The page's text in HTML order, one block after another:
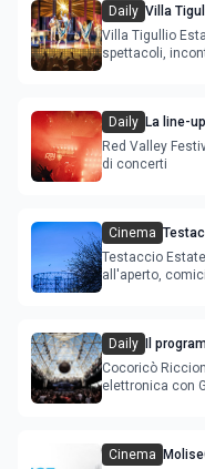
Daily Villa
Villa Tigullio
spettacoli,
Daily La line-
Red Valley
di concerti
Cinema
Testaccio
all'aperto,
Daily Il
agosto
Cocoricò
elettronica con
Cinema